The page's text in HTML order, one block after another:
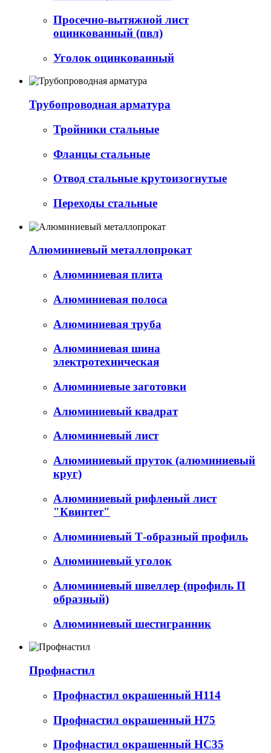
Просечно-вытяжной лист
оцинкованный (пвл)
Уголок оцинкованный
Трубопроводная арматура
Тройники стальные
Фланцы стальные
Отвод стальные крутоизогнутые
Переходы стальные
Алюминиевый металлопрокат
Алюминиевая плита
Алюминиевая полоса
Алюминиевая труба
Алюминиевая шина
электротехническая
Алюминиевые заготовки
Алюминиевый квадрат
Алюминиевый лист
Алюминиевый пруток (алюминиевый
круг)
Алюминиевый рифленый лист
"Квинтет"
Алюминиевый Т-образный профиль
Алюминиевый уголок
Алюминиевый швеллер (профиль П
образный)
Алюминиевый шестигранник
Профнастил
Профнастил окрашенный Н114
Профнастил окрашенный Н75
Профнастил окрашенный НС35